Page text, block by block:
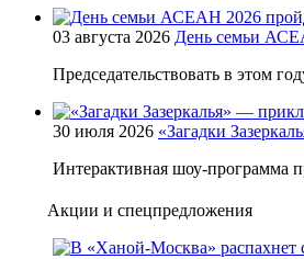
03 августа 2026 День семьи
Председательствовать в этом
30 июля 2026 «Загадки
Интерактивная шоу-программа
Акции и спецпредложения